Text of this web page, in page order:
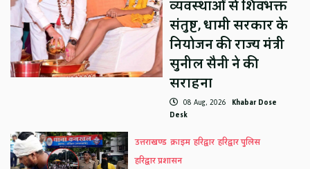
व्यवस्थाओं से शिवभक्त
संतुष्ट, धामी सरकार के
नियोजन की राज्य मंत्री
सुनील सैनी ने की
सराहना
08 Aug, 2026 Khabar Dose
Desk
उत्तराखण्ड क्राइम हरिद्वार हरिद्वार पुलिस
हरिद्वार प्रशासन